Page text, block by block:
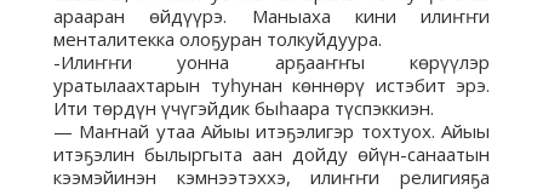
арааран өйдүүрэ. Маныаха кини илиҥҥи
менталитекка олоҕуран толкуйдуура.
-Илиҥҥи уонна арҕааҥҥы көрүүлэр
уратылаахтарын туһунан көннөрү истэбит эрэ.
Ити төрдүн үчүгэйдик быһаара түспэккиэн.
— Маҥнай утаа Айыы итэҕэлигэр тохтуох. Айыы
итэҕэлин былыргыта аан дойду өйүн-санаатын
кээмэйинэн кэмнээтэххэ, илиҥҥи религияҕа